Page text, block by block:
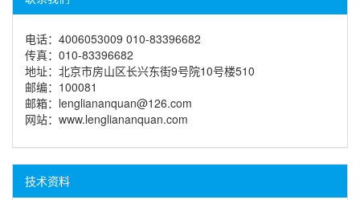
电话：4006053009 010-83396682
传真：010-83396682
地址：北京市房山区长兴东街9号院10号楼510
邮编：100081
邮箱：lengliananquan@126.com
网站：www.lengliananquan.com
技术资料